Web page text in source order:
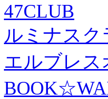
47CLUB
ルミナスク
エルブレ